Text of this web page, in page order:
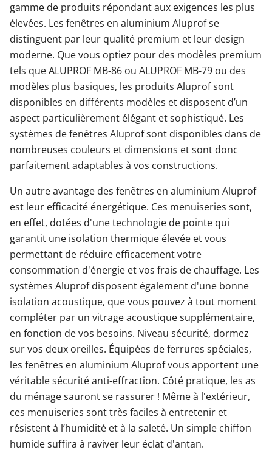
gamme de produits répondant aux exigences les plus
élevées. Les fenêtres en aluminium Aluprof se
distinguent par leur qualité premium et leur design
moderne. Que vous optiez pour des modèles premium
tels que ALUPROF MB-86 ou ALUPROF MB-79 ou des
modèles plus basiques, les produits Aluprof sont
disponibles en différents modèles et disposent d’un
aspect particulièrement élégant et sophistiqué. Les
systèmes de fenêtres Aluprof sont disponibles dans de
nombreuses couleurs et dimensions et sont donc
parfaitement adaptables à vos constructions.
Un autre avantage des fenêtres en aluminium Aluprof
est leur efficacité énergétique. Ces menuiseries sont,
en effet, dotées d'une technologie de pointe qui
garantit une isolation thermique élevée et vous
permettant de réduire efficacement votre
consommation d'énergie et vos frais de chauffage. Les
systèmes Aluprof disposent également d'une bonne
isolation acoustique, que vous pouvez à tout moment
compléter par un vitrage acoustique supplémentaire,
en fonction de vos besoins. Niveau sécurité, dormez
sur vos deux oreilles. Équipées de ferrures spéciales,
les fenêtres en aluminium Aluprof vous apportent une
véritable sécurité anti-effraction. Côté pratique, les as
du ménage sauront se rassurer ! Même à l'extérieur,
ces menuiseries sont très faciles à entretenir et
résistent à l’humidité et à la saleté. Un simple chiffon
humide suffira à raviver leur éclat d'antan.